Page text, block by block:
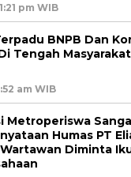
pm WIB
BNPB Dan
Tengah
am WIB
Metroperiswa
Humas PT
Diminta